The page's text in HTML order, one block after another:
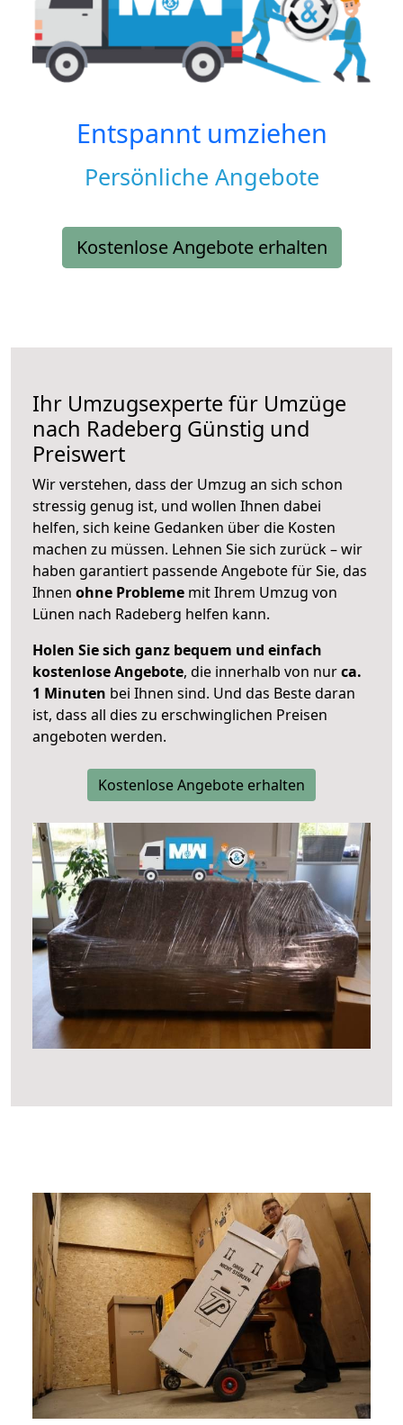
Entspannt umziehen
Persönliche Angebote
Kostenlose Angebote erhalten
Ihr Umzugsexperte für Umzüge
nach Radeberg Günstig und
Preiswert
Wir verstehen, dass der Umzug an sich schon
stressig genug ist, und wollen Ihnen dabei
helfen, sich keine Gedanken über die Kosten
machen zu müssen. Lehnen Sie sich zurück – wir
haben garantiert passende Angebote für Sie, das
Ihnen ohne Probleme mit Ihrem Umzug von
Lünen nach Radeberg helfen kann.
Holen Sie sich ganz bequem und einfach
kostenlose Angebote, die innerhalb von nurca.
1 Minuten bei Ihnen sind. Und das Beste daran
ist, dass all dies zu erschwinglichen Preisen
angeboten werden.
Kostenlose Angebote erhalten